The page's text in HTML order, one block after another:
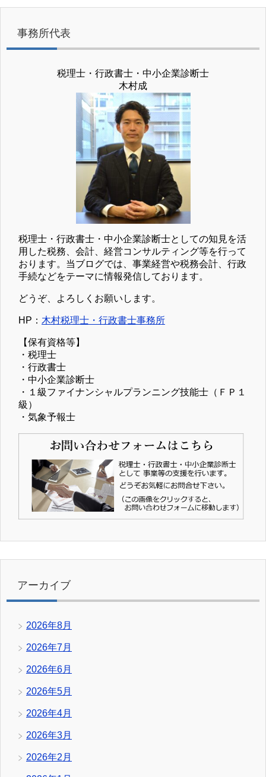
事務所代表
税理士・行政書士・中小企業診断士
木村成
税理士・行政書士・中小企業診断士としての知見を活
用した税務、会計、経営コンサルティング等を行って
おります。当ブログでは、事業経営や税務会計、行政
手続などをテーマに情報発信しております。
どうぞ、よろしくお願いします。
HP： 木村税理士・行政書士事務所
【保有資格等】
・税理士
・行政書士
・中小企業診断士
・１級ファイナンシャルプランニング技能士（ＦＰ１
級）
・気象予報士
アーカイブ
2026年8月
2026年7月
2026年6月
2026年5月
2026年4月
2026年3月
2026年2月